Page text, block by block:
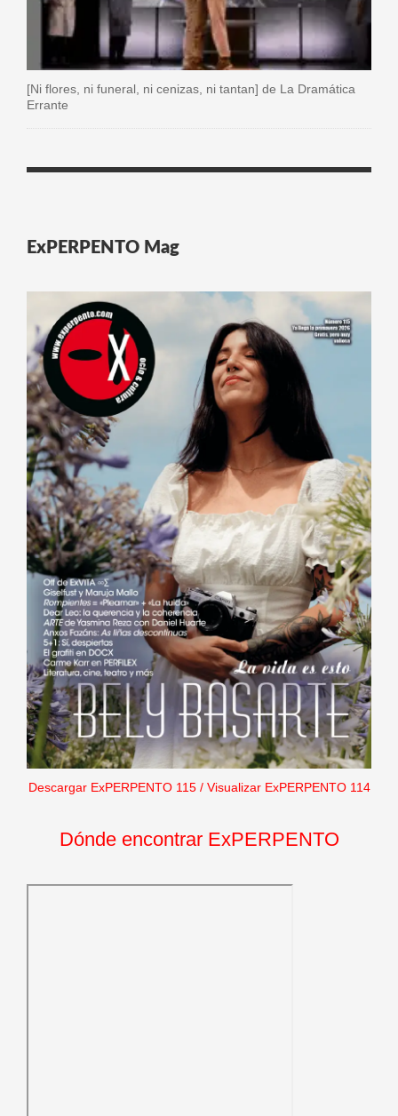
[Ni flores, ni funeral, ni cenizas, ni tantan] de La Dramática
Errante
ExPERPENTO Mag
Descargar ExPERPENTO 115/ Visualizar ExPERPENTO 114
Dónde encontrar ExPERPENTO